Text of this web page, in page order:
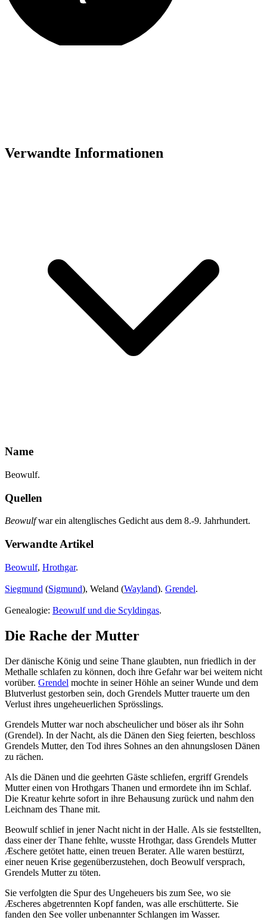
Verwandte Informationen
Name
Beowulf.
Quellen
Beowulfwar ein altenglisches Gedicht aus dem 8.-9. Jahrhundert.
Verwandte Artikel
Beowulf, Hrothgar.
Siegmund (Sigmund), Weland (Wayland). Grendel.
Genealogie: Beowulf und die Scyldingas.
Die Rache der Mutter
Der dänische König und seine Thane glaubten, nun friedlich in der
Methalle schlafen zu können, doch ihre Gefahr war bei weitem nicht
vorüber. Grendel mochte in seiner Höhle an seiner Wunde und dem
Blutverlust gestorben sein, doch Grendels Mutter trauerte um den
Verlust ihres ungeheuerlichen Sprösslings.
Grendels Mutter war noch abscheulicher und böser als ihr Sohn
(Grendel). In der Nacht, als die Dänen den Sieg feierten, beschloss
Grendels Mutter, den Tod ihres Sohnes an den ahnungslosen Dänen
zu rächen.
Als die Dänen und die geehrten Gäste schliefen, ergriff Grendels
Mutter einen von Hrothgars Thanen und ermordete ihn im Schlaf.
Die Kreatur kehrte sofort in ihre Behausung zurück und nahm den
Leichnam des Thane mit.
Beowulf schlief in jener Nacht nicht in der Halle. Als sie feststellten,
dass einer der Thane fehlte, wusste Hrothgar, dass Grendels Mutter
Æschere getötet hatte, einen treuen Berater. Alle waren bestürzt,
einer neuen Krise gegenüberzustehen, doch Beowulf versprach,
Grendels Mutter zu töten.
Sie verfolgten die Spur des Ungeheuers bis zum See, wo sie
Æscheres abgetrennten Kopf fanden, was alle erschütterte. Sie
fanden den See voller unbenannter Schlangen im Wasser.